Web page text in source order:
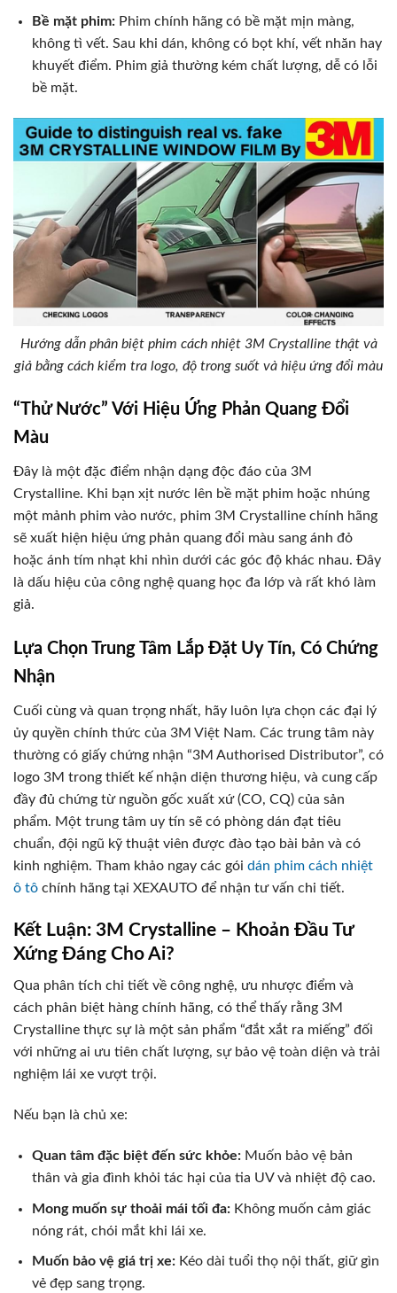
Bề mặt phim:Phim chính hãng có bề mặt mịn màng,
không tì vết. Sau khi dán, không có bọt khí, vết nhăn hay
khuyết điểm. Phim giả thường kém chất lượng, dễ có lỗi
bề mặt.
Hướng dẫn phân biệt phim cách nhiệt 3M Crystalline thật và
giả bằng cách kiểm tra logo, độ trong suốt và hiệu ứng đổi màu
“Thử Nước” Với Hiệu Ứng Phản Quang Đổi
Màu
Đây là một đặc điểm nhận dạng độc đáo của 3M
Crystalline. Khi bạn xịt nước lên bề mặt phim hoặc nhúng
một mảnh phim vào nước, phim 3M Crystalline chính hãng
sẽ xuất hiện hiệu ứng phản quang đổi màu sang ánh đỏ
hoặc ánh tím nhạt khi nhìn dưới các góc độ khác nhau. Đây
là dấu hiệu của công nghệ quang học đa lớp và rất khó làm
giả.
Lựa Chọn Trung Tâm Lắp Đặt Uy Tín, Có Chứng
Nhận
Cuối cùng và quan trọng nhất, hãy luôn lựa chọn các đại lý
ủy quyền chính thức của 3M Việt Nam. Các trung tâm này
thường có giấy chứng nhận “3M Authorised Distributor”, có
logo 3M trong thiết kế nhận diện thương hiệu, và cung cấp
đầy đủ chứng từ nguồn gốc xuất xứ (CO, CQ) của sản
phẩm. Một trung tâm uy tín sẽ có phòng dán đạt tiêu
chuẩn, đội ngũ kỹ thuật viên được đào tạo bài bản và có
kinh nghiệm. Tham khảo ngay các gói dán phim cách nhiệt
ô tô chính hãng tại XEXAUTO để nhận tư vấn chi tiết.
Kết Luận: 3M Crystalline – Khoản Đầu Tư
Xứng Đáng Cho Ai?
Qua phân tích chi tiết về công nghệ, ưu nhược điểm và
cách phân biệt hàng chính hãng, có thể thấy rằng 3M
Crystalline thực sự là một sản phẩm “đắt xắt ra miếng” đối
với những ai ưu tiên chất lượng, sự bảo vệ toàn diện và trải
nghiệm lái xe vượt trội.
Nếu bạn là chủ xe:
Quan tâm đặc biệt đến sức khỏe:Muốn bảo vệ bản
thân và gia đình khỏi tác hại của tia UV và nhiệt độ cao.
Mong muốn sự thoải mái tối đa:Không muốn cảm giác
nóng rát, chói mắt khi lái xe.
Muốn bảo vệ giá trị xe:Kéo dài tuổi thọ nội thất, giữ gìn
vẻ đẹp sang trọng.